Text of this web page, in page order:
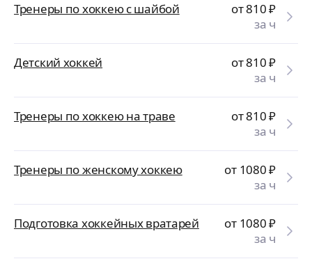
Тренеры по хоккею с шайбой от 810₽
за ч
Детский хоккей от 810₽
за ч
Тренеры по хоккею на траве от 810₽
за ч
Тренеры по женскому хоккею от 1080₽
за ч
Подготовка хоккейных вратарей от 1080₽
за ч